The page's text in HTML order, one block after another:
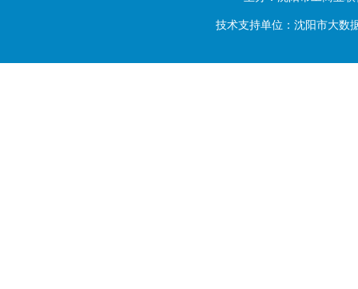
技术支持单位：沈阳市大数